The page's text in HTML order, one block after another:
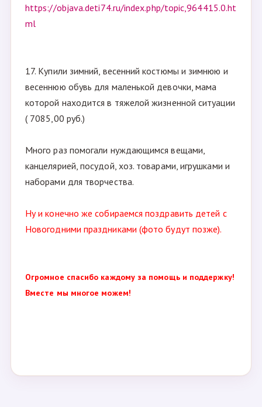
https://objava.deti74.ru/index.php/topic,964415.0.ht
ml
17. Купили зимний, весенний костюмы и зимнюю и
весеннюю обувь для маленькой девочки, мама
которой находится в тяжелой жизненной ситуации
( 7085,00 руб.)
Много раз помогали нуждающимся вещами,
канцелярией, посудой, хоз. товарами, игрушками и
наборами для творчества.
Ну и конечно же собираемся поздравить детей с
Новогодними праздниками (фото будут позже).
Огромное спасибо каждому за помощь и поддержку!
Вместе мы многое можем!